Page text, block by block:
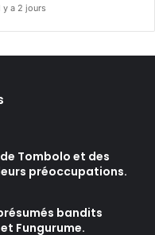
y a 2 jours
Tombolo et des
préoccupations.
bandits
Fungurume.